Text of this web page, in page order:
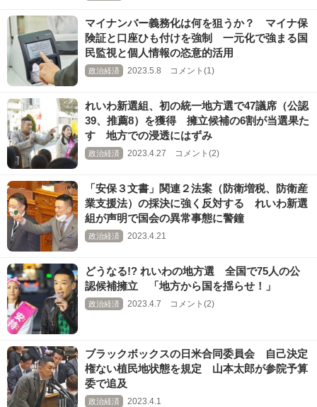
マイナンバー義務化は何を狙うか？ マイナ保
険証と口座ひも付けを強制 一元化で強まる国
民監視と個人情報の恣意的活用
政治経済 2023.5.8 コメント(1)
れいわ新選組、初の統一地方選で47議席（公認
39、推薦8）を獲得 擁立候補の6割が当選果た
す 地方での浸透にはずみ
政治経済 2023.4.27 コメント(2)
「安保３文書」関連２法案（防衛増税、防衛産
業支援法）の採決に強く反対する れいわ新選
組が声明で国会の異常事態に警鐘
政治経済 2023.4.21
どうなる!? れいわの地方選 全国で75人の公
認候補擁立 「地方から国を揺らせ！」
政治経済 2023.4.7 コメント(2)
ブラックボックスの日米合同委員会 自己決定
権ない植民地状態を規定 山本太郎が参院予算
委で追及
政治経済 2023.4.1